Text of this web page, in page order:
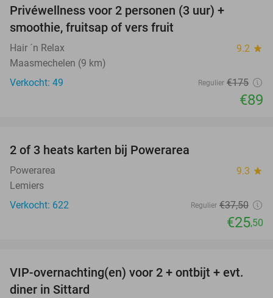
Privéwellness voor 2 personen (3 uur) +
smoothie, fruitsap of vers fruit
Hair ´n Relax 9.2 star
Maasmechelen (9 km)
Verkocht: 49
Regulier €175
€89
2 of 3 heats karten bij Powerarea
Powerarea 9.3 star
Lemiers
Verkocht: 622
Regulier €37,50
€25,50
33%
VIP-overnachting(en) voor 2 + ontbijt + evt.
diner in Sittard